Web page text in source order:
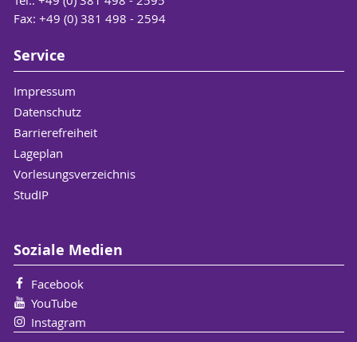
Fax: +49 (0) 381 498 - 2594
Service
Impressum
Datenschutz
Barrierefreiheit
Lageplan
Vorlesungsverzeichnis
StudIP
Soziale Medien
Facebook
YouTube
Instagram